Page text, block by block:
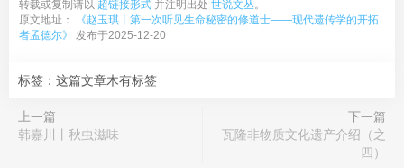
转载或复制请以 超链接形式 并注明出处 世说文丛。
原文地址：
《赵玉琪丨第一次听见生命秘密的修道士——现代遗传学的开拓
者孟德尔》
发布于2025-12-20
标签：这篇文章木有标签
上一篇
韩嘉川丨秋虫滋味
下一篇
瓦隆非物质文化遗产介绍（之
四）